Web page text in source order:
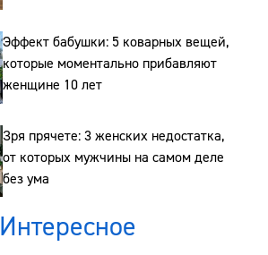
Эффект бабушки: 5 коварных вещей,
которые моментально прибавляют
женщине 10 лет
Зря прячете: 3 женских недостатка,
от которых мужчины на самом деле
без ума
Интересное